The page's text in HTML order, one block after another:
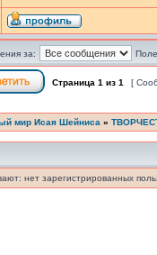
за:
Страница 1 из 1 [
мир Исая Шейниса »
нет зарегистрированных